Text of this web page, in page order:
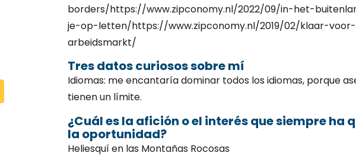
borders/https://www.zipconomy.nl/2022/09/in-het-
je-op-letten/https://www.zipconomy.nl/2019/02/klaar-
arbeidsmarkt/
Tres datos curiosos sobre mí
Idiomas: me encantaría dominar todos los idiomas, porque
tienen un límite.
¿Cuál es la afición o el interés que siempre ha
la oportunidad?
Heliesquí en las Montañas Rocosas